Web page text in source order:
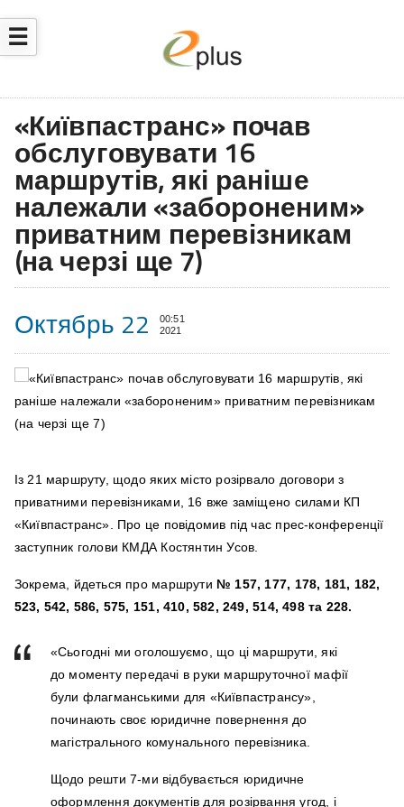
☰
«Київпастранс» почав
обслуговувати 16
маршрутів, які раніше
належали «забороненим»
приватним перевізникам
(на черзі ще 7)
Октябрь 22
00:51
2021
Із 21 маршруту, щодо яких місто розірвало договори з
приватними перевізниками, 16 вже заміщено силами КП
«Київпастранс». Про це повідомив під час прес-конференції
заступник голови КМДА Костянтин Усов.
Зокрема, йдеться про маршрути № 157, 177, 178, 181, 182,
523, 542, 586, 575, 151, 410, 582, 249, 514, 498 та 228.
«Сьогодні ми оголошуємо, що ці маршрути, які
до моменту передачі в руки маршруточної мафії
були флагманськими для «Київпастрансу»,
починають своє юридичне повернення до
магістрального комунального перевізника.
Щодо решти 7-ми відбувається юридичне
оформлення документів для розірвання угод, і